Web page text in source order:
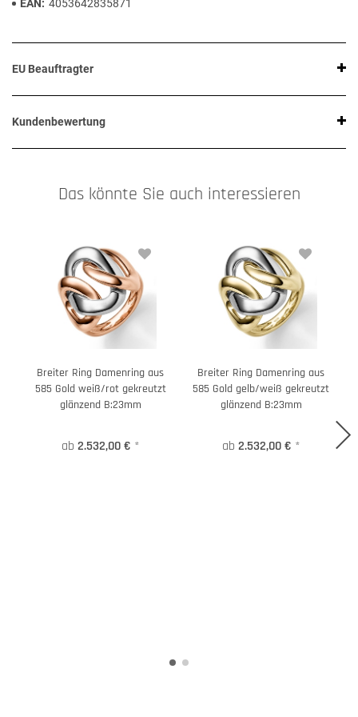
EAN 4053642835871
EU Beauftragter
Kundenbewertung
Das könnte Sie auch interessieren
Breiter Ring Damenring aus
585 Gold weiß/rot gekreutzt
glänzend B:23mm
ab 2.532,00 € *
Breiter Ring Damenring aus
585 Gold gelb/weiß gekreutzt
glänzend B:23mm
ab 2.532,00 € *